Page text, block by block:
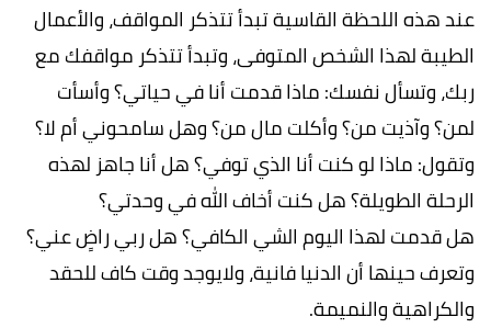
عند هذه اللحظة القاسية تبدأ تتذكر المواقف، والأعمال
الطيبة لهذا الشخص المتوفى، وتبدأ تتذكر مواقفك مع
ربك، وتسأل نفسك: ماذا قدمت أنا في حياتي؟ وأسأت
لمن؟ وآذيت من؟ وأكلت مال من؟ وهل سامحوني أم لا؟
وتقول: ماذا لو كنت أنا الذي توفي؟ هل أنا جاهز لهذه
الرحلة الطويلة؟ هل كنت أخاف الله في وحدتي؟
هل قدمت لهذا اليوم الشي الكافي؟ هل ربي راضٍ عني؟
وتعرف حينها أن الدنيا فانية، ولايوجد وقت كاف للحقد
والكراهية والنميمة.